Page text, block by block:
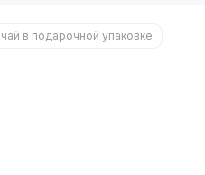
чай в подарочной упаковке